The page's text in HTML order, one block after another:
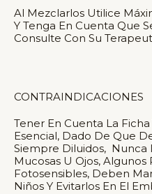
Al Mezclarlos Utilice
Y Tenga En Cuenta Que
Consulte Con Su
CONTRAINDICACIONES
Tener En Cuenta La
Esencial, Dado De Que
Siempre Diluidos, Nunca
Mucosas U Ojos,
Fotosensibles, Deben
Niños Y Evitarlos En El